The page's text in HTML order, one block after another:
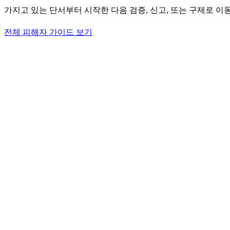
가지고 있는 단서부터 시작한 다음 검증, 신고, 또는 구제로 이
전체 피해자 가이드 보기